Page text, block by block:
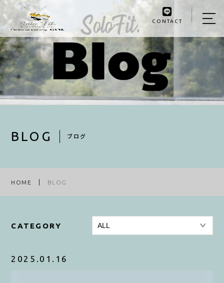
CONTACT
BLOG ブログ
HOME BLOG
CATEGORY
2025.01.16
HOME
ABOUT US
MENU
BEFORE&AFTER
RESERVE